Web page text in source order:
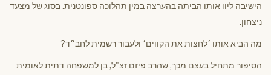
הישיבה ליוו אותו הביתה בהערצה במין תהלוכה ספונטנית. בסוג של מצעד
ניצחון.
מה הביא אותו ׳לחצות את הקווים׳ ולעבור רשמית לחב״ד?
הסיפור מתחיל בעצם מכך, שהרב פיזם זצ"ל, בן למשפחה דתית לאומית